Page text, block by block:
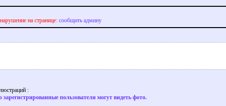
на странице: сообщить админу
:
зарегистрированные пользователи могут видеть фото.